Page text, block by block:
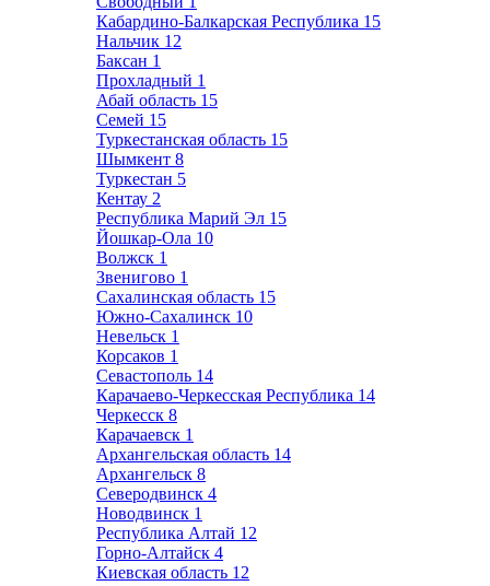
Кабардино-Балкарская Республика 15
Нальчик 12
Баксан 1
Прохладный 1
Абай область 15
Семей 15
Туркестанская область 15
Шымкент 8
Туркестан 5
Кентау 2
Республика Марий Эл 15
Йошкар-Ола 10
Волжск 1
Звенигово 1
Сахалинская область 15
Южно-Сахалинск 10
Невельск 1
Корсаков 1
Севастополь 14
Карачаево-Черкесская Республика 14
Черкесск 8
Карачаевск 1
Архангельская область 14
Архангельск 8
Северодвинск 4
Новодвинск 1
Республика Алтай 12
Горно-Алтайск 4
Киевская область 12